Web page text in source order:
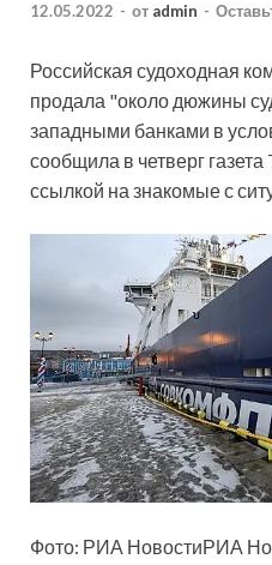
12.05.2022 - от admin -
Российская судоходная
продала "около дюжины
западными банками в
сообщила в четверг
ссылкой на знакомые с
Фото: РИА НовостиРИА